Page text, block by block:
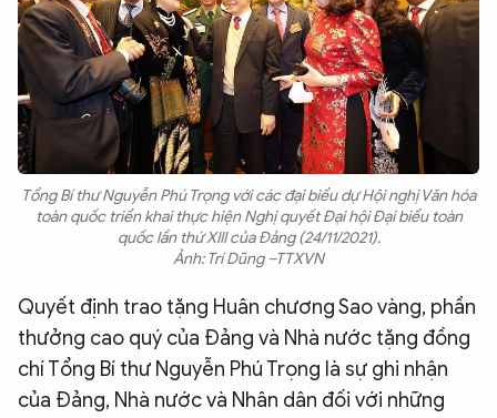
Tổng Bí thư Nguyễn Phú Trọng với các đại biểu dự Hội nghị Văn hóa
toàn quốc triển khai thực hiện Nghị quyết Đại hội Đại biểu toàn
quốc lần thứ XIII của Đảng (24/11/2021).
Ảnh: Trí Dũng –TTXVN
Quyết định trao tặng Huân chương Sao vàng, phần
thưởng cao quý của Đảng và Nhà nước tặng đồng
chí Tổng Bí thư Nguyễn Phú Trọng là sự ghi nhận
của Đảng, Nhà nước và Nhân dân đối với những